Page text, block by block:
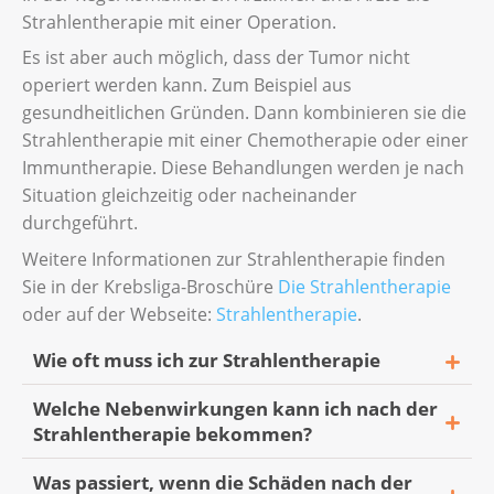
Lungen verbunden.
Weitere Informationen hierzu finden Sie in
der BroschüreLeben ohne Kehlkopf.
sind.
Die Ärztinnen und Ärzte werden Ihnen
erklären, welche Optionen für Sie infrage
kommen.
Die chirurgische Rekonstruktion ist wichtig,
um
Ihre Lebensqualität zu verbessern.
Ihnen die Rückkehr zu Ihren täglichen
Strahlentherapie mit einer Operation.
Es ist aber auch möglich, dass der Tumor nicht
operiert werden kann. Zum Beispiel aus
gesundheitlichen Gründen. Dann kombinieren sie die
Strahlentherapie mit einer Chemotherapie oder einer
Immuntherapie. Diese Behandlungen werden je nach
Situation gleichzeitig oder nacheinander
durchgeführt.
Weitere Informationen zur Strahlentherapie finden
Sie in der Krebsliga-Broschüre Die Strahlentherapie
oder auf der Webseite: Strahlentherapie.
Wie oft muss ich zur Strahlentherapie
Wie häufig Sie zur Strahlentherapie müssen,
hängt davon ab,
welche Art von Krebs Sie haben.
Welche Nebenwirkungen kann ich nach der
Strahlentherapie bekommen?
Was passiert, wenn die Schäden nach der